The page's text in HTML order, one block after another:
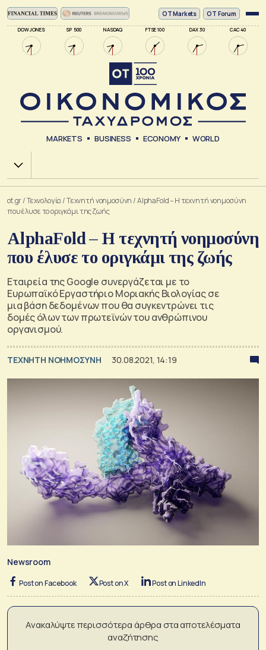
DOW JONES SP 500 NASDAQ FTSE 100 DAX 30 CAC 40
ΟΤ Markets OT Forum
MARKETS BUSINESS ECONOMY WORLD
Χ.Α.
ot.gr/Τεχνολογία /Tεχνητή νοημοσύνη /AlphaFold – Η τεχνητή νοημοσύνη
που έλυσε το οριγκάμι της ζωής
AlphaFold – Η τεχνητή νοημοσύνη
που έλυσε το οριγκάμι της ζωής
Εταιρεία της Google συνεργάζεται με το
Ευρωπαϊκό Εργαστήριο Μοριακής Βιολογίας σε
μια βάση δεδομένων που θα συγκεντρώνει τις
δομές όλων των πρωτεϊνών του ανθρώπινου
οργανισμού.
TΕΧΝΗΤΗ ΝΟΗΜΟΣΥΝΗ 30.08.2021, 14:19
Newsroom
Post on Facebook Post on X Post on LinkedIn
Ανακαλύψτε περισσότερα άρθρα στα αποτελέσματα
αναζήτησης